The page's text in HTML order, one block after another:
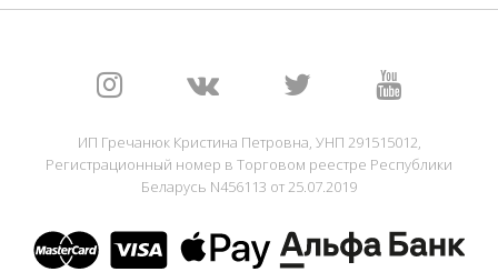
ИП Гречанюк Кристина Петровна, УНП 291515012,
Регистрационный номер в Торговом реестре Республики
Беларусь N456113 от 25.07.2019